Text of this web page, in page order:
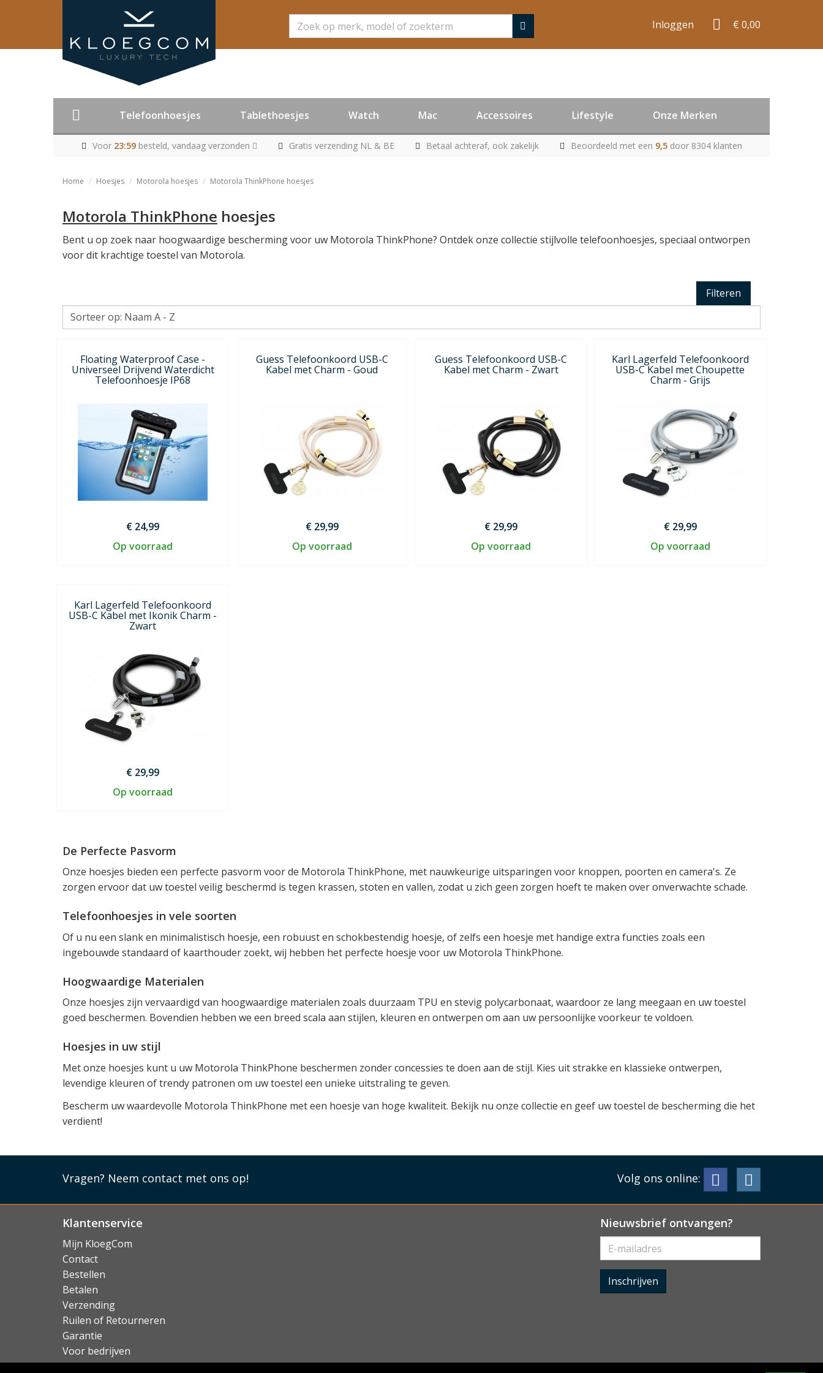
Zoeken Inloggen € 0,00
Telefoonhoesjes Tablethoesjes Watch Mac Accessoires Lifestyle Onze Merken
Voor 23:59besteld, vandaag verzonden Gratis verzending NL & BE Betaal achteraf, ook zakelijk Beoordeeld met een 9,5 door 8304 klanten
Home Hoesjes Motorola hoesjes Motorola ThinkPhone hoesjes
Motorola ThinkPhone hoesjes
Bent u op zoek naar hoogwaardige bescherming voor uw Motorola ThinkPhone? Ontdek onze collectie stijlvolle telefoonhoesjes, speciaal ontworpen
voor dit krachtige toestel van Motorola.
Filteren
Floating Waterproof Case -
Universeel Drijvend Waterdicht
Telefoonhoesje IP68
€ 24,99
Op voorraad
Guess Telefoonkoord USB-C
Kabel met Charm - Goud
€ 29,99
Op voorraad
Guess Telefoonkoord USB-C
Kabel met Charm - Zwart
€ 29,99
Op voorraad
Karl Lagerfeld Telefoonkoord
USB-C Kabel met Choupette
Charm - Grijs
€ 29,99
Op voorraad
Karl Lagerfeld Telefoonkoord
USB-C Kabel met Ikonik Charm -
Zwart
€ 29,99
Op voorraad
De Perfecte Pasvorm
Onze hoesjes bieden een perfecte pasvorm voor de Motorola ThinkPhone, met nauwkeurige uitsparingen voor knoppen, poorten en camera's. Ze
zorgen ervoor dat uw toestel veilig beschermd is tegen krassen, stoten en vallen, zodat u zich geen zorgen hoeft te maken over onverwachte schade.
Telefoonhoesjes in vele soorten
Of u nu een slank en minimalistisch hoesje, een robuust en schokbestendig hoesje, of zelfs een hoesje met handige extra functies zoals een
ingebouwde standaard of kaarthouder zoekt, wij hebben het perfecte hoesje voor uw Motorola ThinkPhone.
Hoogwaardige Materialen
Onze hoesjes zijn vervaardigd van hoogwaardige materialen zoals duurzaam TPU en stevig polycarbonaat, waardoor ze lang meegaan en uw toestel
goed beschermen. Bovendien hebben we een breed scala aan stijlen, kleuren en ontwerpen om aan uw persoonlijke voorkeur te voldoen.
Hoesjes in uw stijl
Met onze hoesjes kunt u uw Motorola ThinkPhone beschermen zonder concessies te doen aan de stijl. Kies uit strakke en klassieke ontwerpen,
levendige kleuren of trendy patronen om uw toestel een unieke uitstraling te geven.
Bescherm uw waardevolle Motorola ThinkPhone met een hoesje van hoge kwaliteit. Bekijk nu onze collectie en geef uw toestel de bescherming die het
verdient!
Vragen? Neem contact met ons op! Volg ons online:
Klantenservice
Mijn KloegCom
Contact
Bestellen
Betalen
Verzending
Ruilen of Retourneren
Garantie
Voor bedrijven
Over KloegCom.nl
Nieuwsbrief ontvangen?
Inschrijven